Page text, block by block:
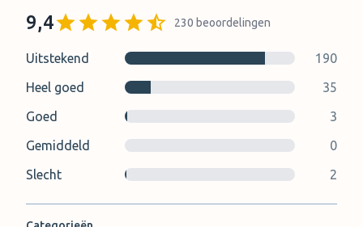
9,4 230 beoordelingen
Uitstekend
190
Heel goed
35
Goed
3
Gemiddeld
0
Slecht
2